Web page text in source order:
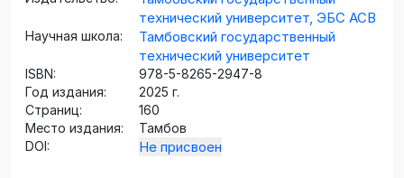
технический университет, ЭБС АСВ
Научная школа:
Тамбовский государственный
технический университет
ISBN:
978-5-8265-2947-8
Год издания:
2025 г.
Страниц:
160
Место издания:
Тамбов
DOI:
Не присвоен